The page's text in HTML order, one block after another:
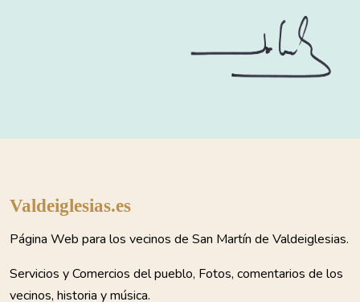
Valdeiglesias.es
Página Web para los vecinos de San Martín de Valdeiglesias.
Servicios y Comercios del pueblo, Fotos, comentarios de los
vecinos, historia y música.